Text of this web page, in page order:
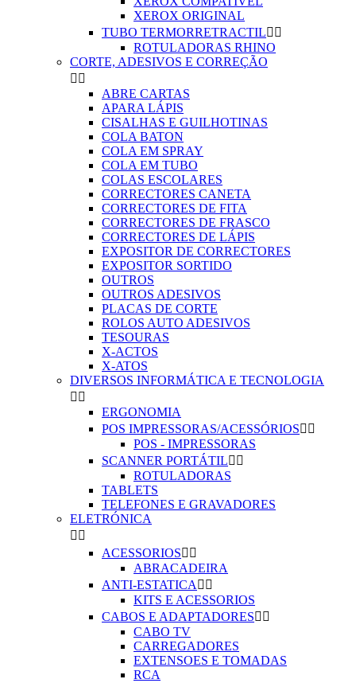
XEROX ORIGINAL
TUBO TERMORRETRACTIL 
ROTULADORAS RHINO
CORTE, ADESIVOS E CORREÇÃO
 
ABRE CARTAS
APARA LÁPIS
CISALHAS E GUILHOTINAS
COLA BATON
COLA EM SPRAY
COLA EM TUBO
COLAS ESCOLARES
CORRECTORES CANETA
CORRECTORES DE FITA
CORRECTORES DE FRASCO
CORRECTORES DE LÁPIS
EXPOSITOR DE CORRECTORES
EXPOSITOR SORTIDO
OUTROS
OUTROS ADESIVOS
PLACAS DE CORTE
ROLOS AUTO ADESIVOS
TESOURAS
X-ACTOS
X-ATOS
DIVERSOS INFORMÁTICA E TECNOLOGIA
 
ERGONOMIA
POS IMPRESSORAS/ACESSÓRIOS 
POS - IMPRESSORAS
SCANNER PORTÁTIL 
ROTULADORAS
TABLETS
TELEFONES E GRAVADORES
ELETRÓNICA
 
ACESSORIOS 
ABRACADEIRA
ANTI-ESTATICA  
KITS E ACESSORIOS
CABOS E ADAPTADORES 
CABO TV
CARREGADORES
EXTENSOES E TOMADAS
RCA